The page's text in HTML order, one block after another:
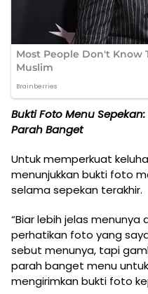
Bukti Foto Menu
Parah Banget
Untuk memperkuat
menunjukkan bukti foto
selama sepekan terakhir.
“Biar lebih jelas menunya
perhatikan foto yang
sebut menunya, tapi
parah banget menu
mengirimkan bukti foto